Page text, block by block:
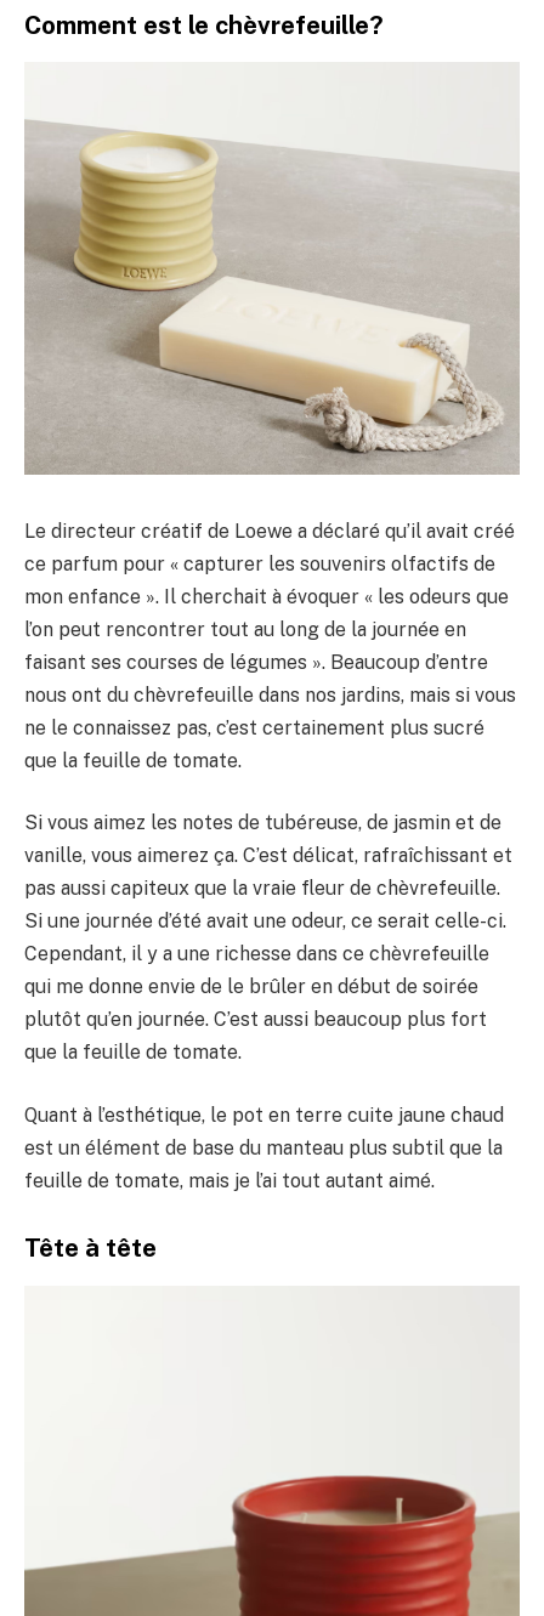
Comment est le chèvrefeuille?
Le directeur créatif de Loewe a déclaré qu’il avait créé
ce parfum pour « capturer les souvenirs olfactifs de
mon enfance ». Il cherchait à évoquer « les odeurs que
l’on peut rencontrer tout au long de la journée en
faisant ses courses de légumes ». Beaucoup d’entre
nous ont du chèvrefeuille dans nos jardins, mais si vous
ne le connaissez pas, c’est certainement plus sucré
que la feuille de tomate.
Si vous aimez les notes de tubéreuse, de jasmin et de
vanille, vous aimerez ça. C’est délicat, rafraîchissant et
pas aussi capiteux que la vraie fleur de chèvrefeuille.
Si une journée d’été avait une odeur, ce serait celle-ci.
Cependant, il y a une richesse dans ce chèvrefeuille
qui me donne envie de le brûler en début de soirée
plutôt qu’en journée. C’est aussi beaucoup plus fort
que la feuille de tomate.
Quant à l’esthétique, le pot en terre cuite jaune chaud
est un élément de base du manteau plus subtil que la
feuille de tomate, mais je l’ai tout autant aimé.
Tête à tête